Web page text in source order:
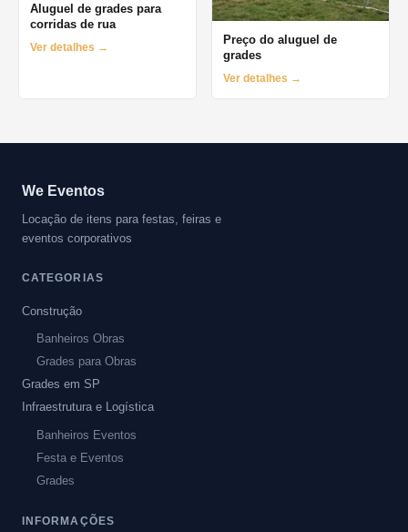
Aluguel de grades para
corridas de rua
Ver detalhes →
Preço do aluguel de
grades
Ver detalhes →
We Eventos
Locação de itens para festas, feiras e
eventos corporativos
CATEGORIAS
Construção
Banheiros Obras
Grades para Obras
Grades em SP
Infraestrutura e Logística
Banheiros Eventos
Festa e Eventos
Grades
INFORMAÇÕES